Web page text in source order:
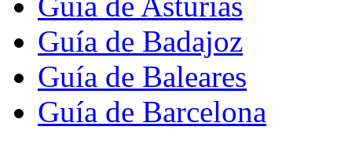
Guía de Badajoz
Guía de Baleares
Guía de Barcelona